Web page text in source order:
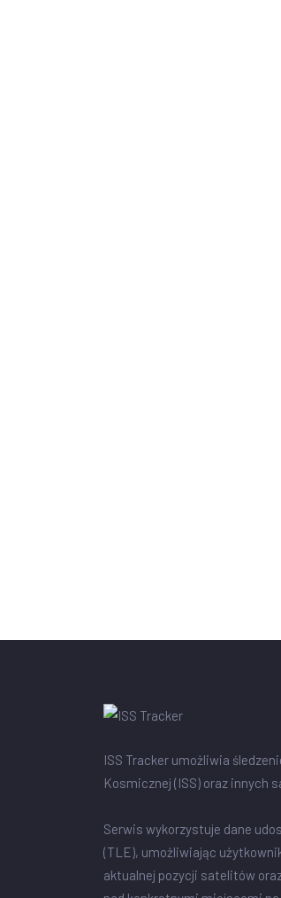
ISS Tracker umożliwia
Kosmicznej (ISS) oraz innych
Serwis wykorzystuje dane
(TLE), umożliwiając
aktualnej pozycji satelitów